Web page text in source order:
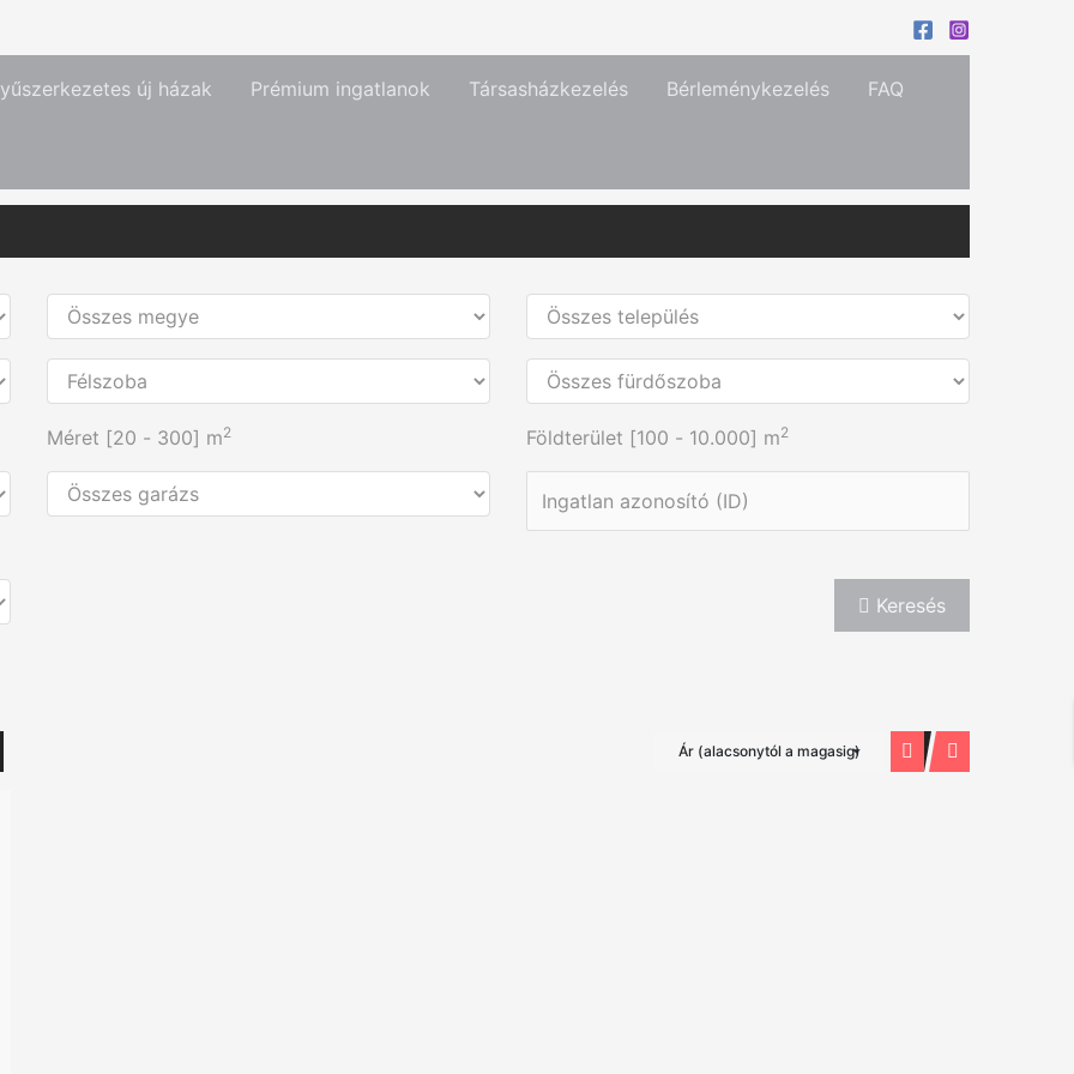
új házak Prémium ingatlanok Társasházkezelés Bérleménykezelés FAQ
Méret [20 - 300] m2 Földterület [100 - 10.000] m2
Keresés
Ár (alacsonytól a magasig)